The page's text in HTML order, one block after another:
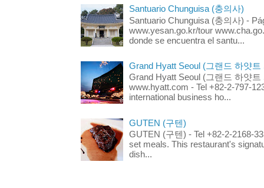
Santuario Chunguisa (충의사)
Santuario Chunguisa (충의사) -
www.yesan.go.kr/tour
donde se encuentra el santu...
Grand Hyatt Seoul (그랜드 하얏트
Grand Hyatt Seoul (그랜드 하얏트
www.hyatt.com - Tel +82-2-797-
international business ho...
GUTEN (구텐)
GUTEN (구텐) - Tel +82-2-2168-
set meals. This restaurant's
dish...